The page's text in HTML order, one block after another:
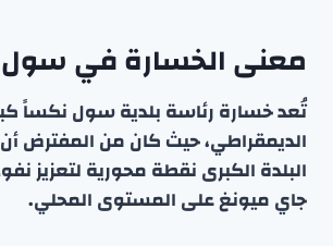
معنى الخسارة في سول
تُعد خسارة رئاسة بلدية سول نكساً
الديمقراطي، حيث كان من المفترض
البلدة الكبرى نقطة محورية لتعزيز
جاي ميونغ على المستوى المحلي.